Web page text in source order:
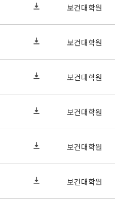
보건대학원
보건대학원
보건대학원
보건대학원
보건대학원
보건대학원